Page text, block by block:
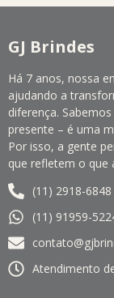
GJ Brindes
Há 7 anos, nossa
ajudando a
diferença.
presente – é uma
Por isso, a gente
que refletem o que
(11) 2918-6848
(11) 91959-
Atendimento